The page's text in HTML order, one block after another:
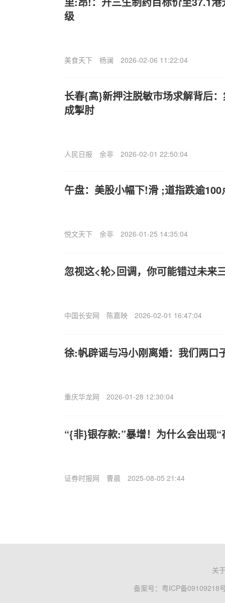
级
美食天下 杨澜 2026-02-06 11:22:04
长春{高}新押注脱敏市场求解背后
成掣肘
人民日报 余非 2026-02-01 22:50:04
午盘：美股小幅下!滑 ;道指跌逾100
悦文天下 余非 2026-01-25 14:35:04
忽视这<轮>回调，你可能错过未来
中国长安网 陈嘉映 2026-02-01 16:47:04
徐:帆辟谣与冯小刚离婚：我们两口
重庆华龙网 2026-01-28 12:30:04
“{非}银存款:”暴增！为什么会出现
证券时报网 曹晨 2025-08-05 21:44
关
备案号： 粤ICP备09109218